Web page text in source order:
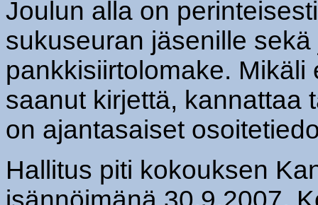
Joulun alla on
sukuseuran jäsenille
pankkisiirtolomake.
saanut kirjettä, kannattaa
on ajantasaiset
Hallitus piti kokouksen